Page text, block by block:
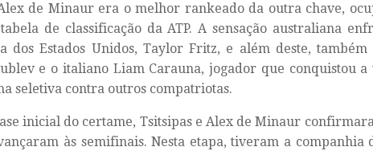
de Minaur era o melhor rankeado da outra chave,
de classificação da ATP. A sensação australiana
dos Estados Unidos, Taylor Fritz, e além deste, também
e o italiano Liam Carauna, jogador que conquistou a
seletiva contra outros compatriotas.
inicial do certame, Tsitsipas e Alex de Minaur
às semifinais. Nesta etapa, tiveram a companhia